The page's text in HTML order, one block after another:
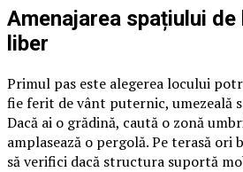
Amenajarea spațiului de
liber
Primul pas este alegerea locului
fie ferit de vânt puternic, umezeală
Dacă ai o grădină, caută o zonă
amplasează o pergolă. Pe terasă
să verifici dacă structura suportă